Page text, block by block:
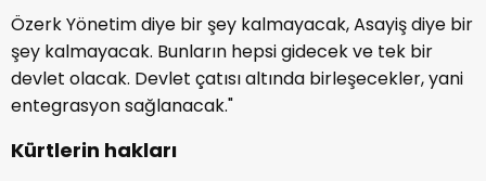
Özerk Yönetim diye bir şey kalmayacak, Asayiş diye bir
şey kalmayacak. Bunların hepsi gidecek ve tek bir
devlet olacak. Devlet çatısı altında birleşecekler, yani
entegrasyon sağlanacak."
Kürtlerin hakları